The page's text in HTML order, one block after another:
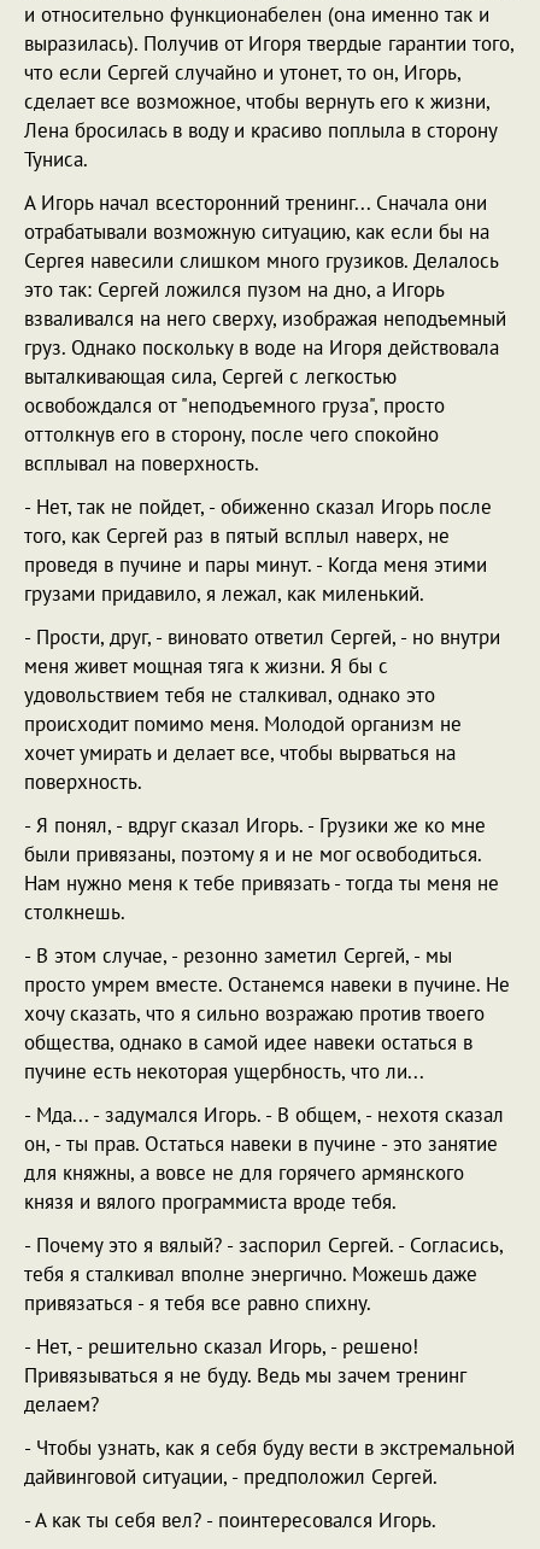
и относительно функционабелен (она именно так и
выразилась). Получив от Игоря твердые гарантии того,
что если Сергей случайно и утонет, то он, Игорь,
сделает все возможное, чтобы вернуть его к жизни,
Лена бросилась в воду и красиво поплыла в сторону
Туниса.
А Игорь начал всесторонний тренинг... Сначала они
отрабатывали возможную ситуацию, как если бы на
Сергея навесили слишком много грузиков. Делалось
это так: Сергей ложился пузом на дно, а Игорь
взваливался на него сверху, изображая неподъемный
груз. Однако поскольку в воде на Игоря действовала
выталкивающая сила, Сергей с легкостью
освобождался от "неподъемного груза", просто
оттолкнув его в сторону, после чего спокойно
всплывал на поверхность.
- Нет, так не пойдет, - обиженно сказал Игорь после
того, как Сергей раз в пятый всплыл наверх, не
проведя в пучине и пары минут. - Когда меня этими
грузами придавило, я лежал, как миленький.
- Прости, друг, - виновато ответил Сергей, - но внутри
меня живет мощная тяга к жизни. Я бы с
удовольствием тебя не сталкивал, однако это
происходит помимо меня. Молодой организм не
хочет умирать и делает все, чтобы вырваться на
поверхность.
- Я понял, - вдруг сказал Игорь. - Грузики же ко мне
были привязаны, поэтому я и не мог освободиться.
Нам нужно меня к тебе привязать - тогда ты меня не
столкнешь.
- В этом случае, - резонно заметил Сергей, - мы
просто умрем вместе. Останемся навеки в пучине. Не
хочу сказать, что я сильно возражаю против твоего
общества, однако в самой идее навеки остаться в
пучине есть некоторая ущербность, что ли...
- Мда... - задумался Игорь. - В общем, - нехотя сказал
он, - ты прав. Остаться навеки в пучине - это занятие
для княжны, а вовсе не для горячего армянского
князя и вялого программиста вроде тебя.
- Почему это я вялый? - заспорил Сергей. - Согласись,
тебя я сталкивал вполне энергично. Можешь даже
привязаться - я тебя все равно спихну.
- Нет, - решительно сказал Игорь, - решено!
Привязываться я не буду. Ведь мы зачем тренинг
делаем?
- Чтобы узнать, как я себя буду вести в экстремальной
дайвинговой ситуации, - предположил Сергей.
- А как ты себя вел? - поинтересовался Игорь.